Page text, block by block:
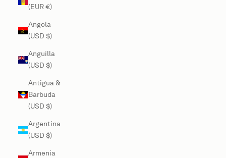
(EUR €)
Angola
(USD $)
Anguilla
(USD $)
Antigua &
Barbuda
(USD $)
Argentina
(USD $)
Armenia